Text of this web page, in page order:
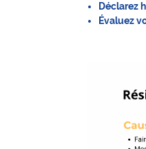
Déclarez
Évaluez